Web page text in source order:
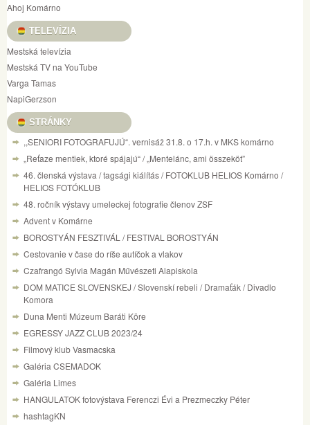
Ahoj Komárno
TELEVÍZIA
Mestská televízia
Mestská TV na YouTube
Varga Tamas
NapiGerzson
STRÁNKY
,,SENIORI FOTOGRAFUJÚ“. vernisáž 31.8. o 17.h. v MKS komárno
„Reťaze mentiek, ktoré spájajú“ / „Mentelánc, ami összeköt”
46. členská výstava / tagsági kiálítás / FOTOKLUB HELIOS Komárno /
HELIOS FOTÓKLUB
48. ročník výstavy umeleckej fotografie členov ZSF
Advent v Komárne
BOROSTYÁN FESZTIVÁL / FESTIVAL BOROSTYÁN
Cestovanie v čase do ríše autíčok a vlakov
Czafrangó Sylvia Magán Művészeti Alapiskola
DOM MATICE SLOVENSKEJ / Slovenskí rebeli / Dramaťák / Divadlo
Komora
Duna Menti Múzeum Baráti Köre
EGRESSY JAZZ CLUB 2023/24
Filmový klub Vasmacska
Galéria CSEMADOK
Galéria Limes
HANGULATOK fotovýstava Ferenczi Évi a Prezmeczky Péter
hashtagKN